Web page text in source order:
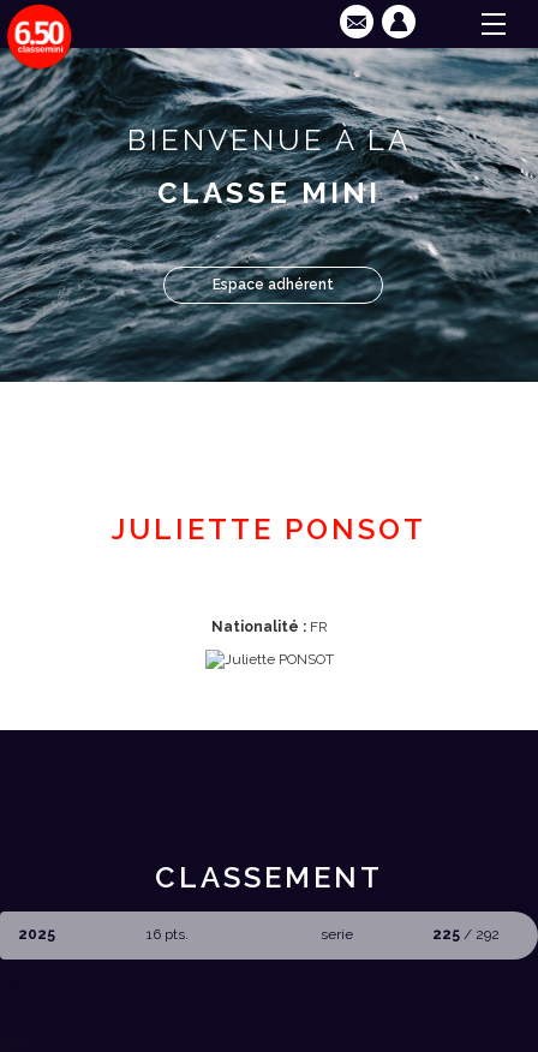
BIENVENUE À LA
CLASSE MINI
Espace adhérent
JULIETTE PONSOT
Nationalité :FR
CLASSEMENT
2025 16 pts. serie 225/ 292